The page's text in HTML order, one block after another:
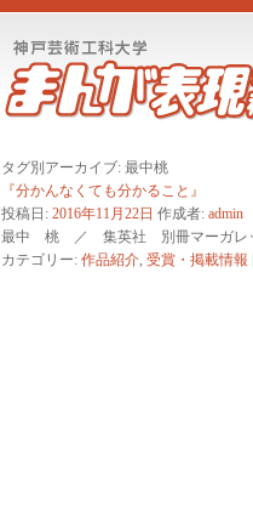
タグ別アーカイブ: 最中桃
『分かんなくても分かること』
投稿日: 2016年11月22日 作成者: admin
最中 桃 ／ 集英社 別冊マーガレッ
カテゴリー: 作品紹介, 受賞・掲載情報